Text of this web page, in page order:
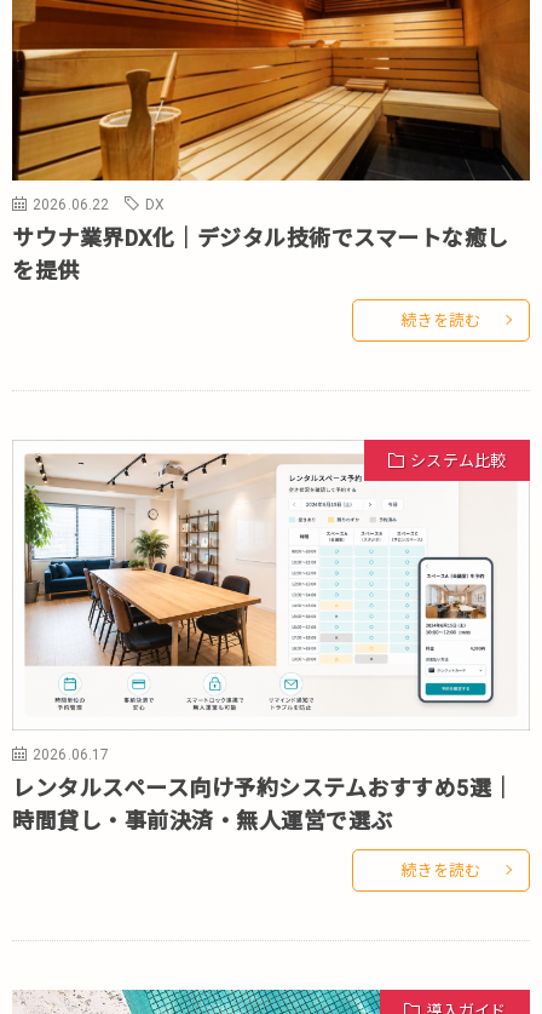
2026.06.22 DX
サウナ業界DX化｜デジタル技術でスマートな癒し
を提供
続きを読む
システム比較
2026.06.17
レンタルスペース向け予約システムおすすめ5選｜
時間貸し・事前決済・無人運営で選ぶ
続きを読む
導入ガイド